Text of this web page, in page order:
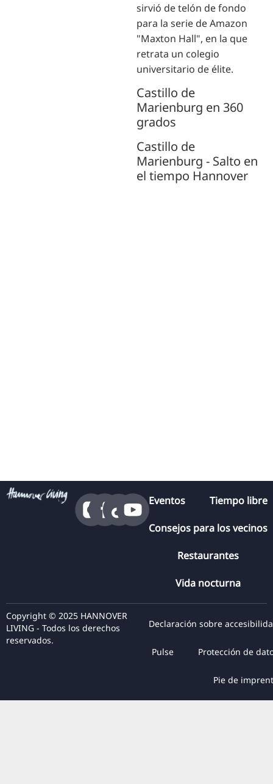
sirvió de telón de fondo
para la serie de Amazon
"Maxton Hall", en la que
retrata un colegio
universitario de élite.
Castillo de
Marienburg en 360
grados
Castillo de
Marienburg - Salto en
el tiempo Hannover
Eventos Tiempo libre
Consejos para los vecinos
Restaurantes
Vida nocturna
Copyright © 2025 HANNOVER
LIVING - Todos los derechos
reservados.
Declaración sobre
Pulse Protección de
Pie de